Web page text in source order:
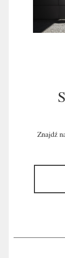
Znajdź